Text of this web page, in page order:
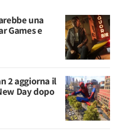
una
Games e
2 aggiorna il
Day dopo